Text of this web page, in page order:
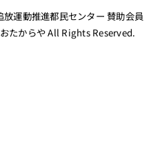
運動推進都民センター 賛助会員
たからや All Rights Reserved.